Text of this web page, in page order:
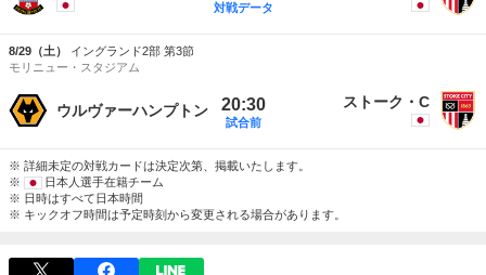
対戦データ
8/29（土）
イングランド2部 第3節
モリニュー・スタジアム
ウルヴァーハンプトン 20:30
試合前
ストーク・C
※ 詳細未定の対戦カードは決定次第、掲載いたします。
※
日本人選手在籍チーム
※ 日時はすべて日本時間
※ キックオフ時間は予定時刻から変更される場合があります。